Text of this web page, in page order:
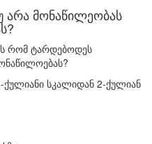
არა მონაწილეობას
რომ ტარდებოდეს
ქულიანი სკალიდან 2-ქულიან